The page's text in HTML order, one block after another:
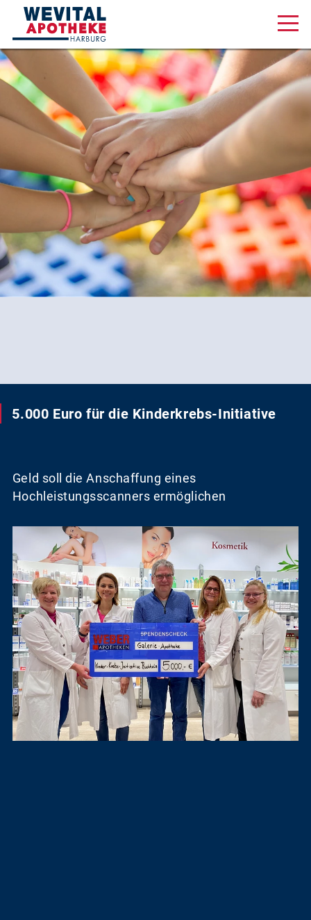
Am Wall 1, 21073 Hamburg
Aktuelles & Angebote
Unsere Serviceleistungen
Über uns
Karriere
Online Shop
5.000 Euro für die Kinderkrebs-Initiative
Geld soll die Anschaffung eines
Hochleistungsscanners ermöglichen